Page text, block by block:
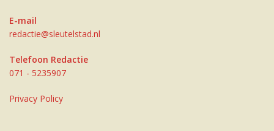
E-mail
redactie@sleutelstad.nl
Telefoon Redactie
071 - 5235907
Privacy Policy